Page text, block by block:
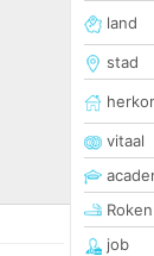
land
stad
vitaal
Roken
job